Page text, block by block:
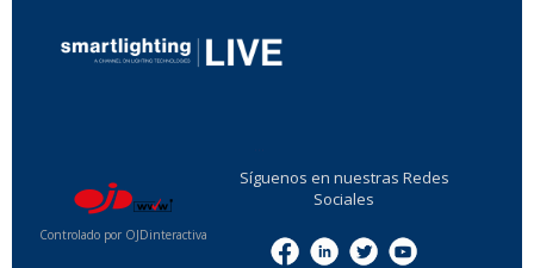
Controlado por OJDinteractiva
Síguenos en nuestras Redes
Sociales